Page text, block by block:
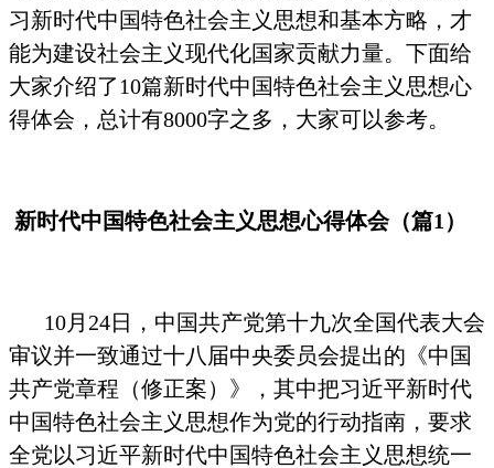
习新时代中国特色社会主义思想和基本方略，才
能为建设社会主义现代化国家贡献力量。下面给
大家介绍了10篇新时代中国特色社会主义思想心
得体会，总计有8000字之多，大家可以参考。
新时代中国特色社会主义思想心得体会（篇1 ）
10月 24日，中国共产党第十九次全国代表大会
审议并一致通过十八届中央委员会提出的《中国
共产党章程（修正案）》，其中把习近平新时代
中国特色社会主义思想作为党的行动指南，要求
全党以习近平新时代中国特色社会主义思想统一